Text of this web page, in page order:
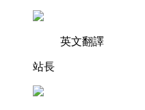
英文翻譯
站長